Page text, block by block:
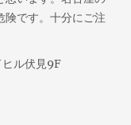
険です。十分にご注
ヒル伏見9F